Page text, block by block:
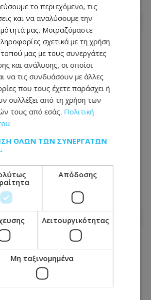
Έκλεισε δρόμος στο
–Αυτός είναι ο λόγος
το περιεχόμενο, τις
και να αναλύσουμε την
μας. Μοιραζόμαστε
σχετικά με τη χρήση
μας με τους συνεργάτες
και ανάλυσης, οι οποίοι
να τις συνδυάσουν με άλλες
που τους έχετε παράσχει ή
συλλέξει από τη χρήση των
τους από εσάς. Πολιτική
ΌΛΩΝ ΤΩΝ ΣΥΝΕΡΓΑΤΏΝ
Απόδοσης
Λειτουργικότητας
Μη ταξινομημένα